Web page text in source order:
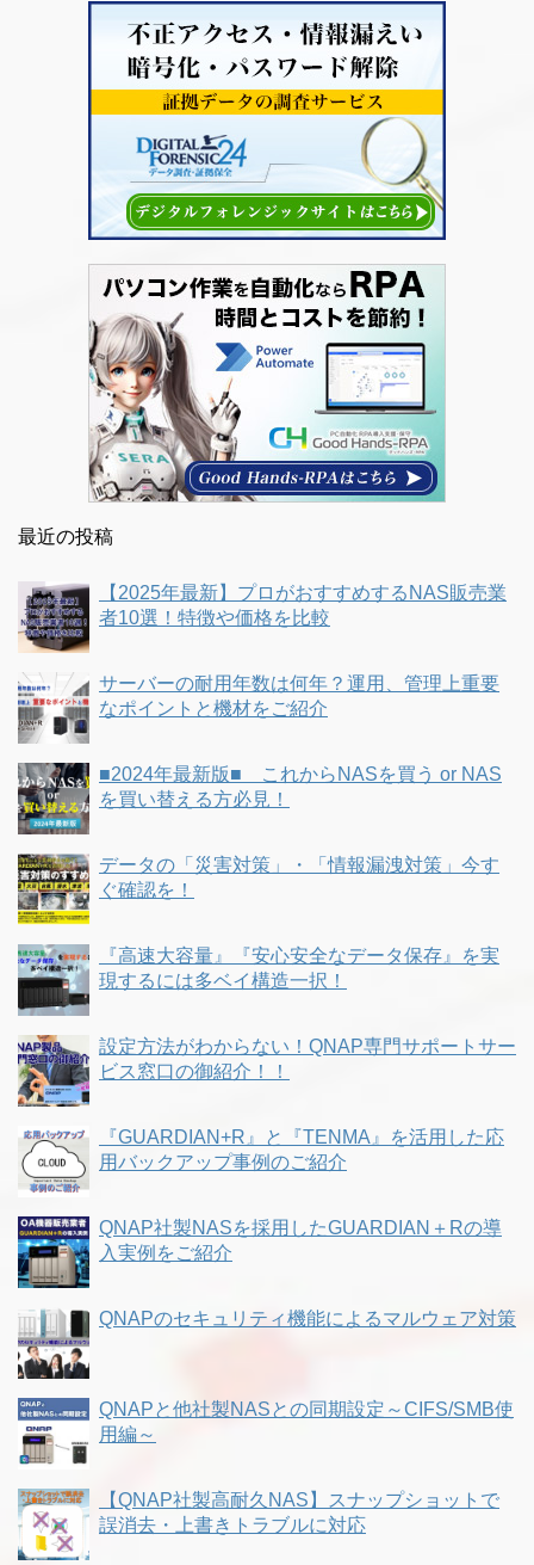
最近の投稿
【2025年最新】プロがおすすめするNAS販売業
者10選！特徴や価格を比較
サーバーの耐用年数は何年？運用、管理上重要
なポイントと機材をご紹介
■2024年最新版■ これからNASを買う or NAS
を買い替える方必見！
データの「災害対策」・「情報漏洩対策」今す
ぐ確認を！
『高速大容量』『安心安全なデータ保存』を実
現するには多ベイ構造一択！
設定方法がわからない！QNAP専門サポートサー
ビス窓口の御紹介！！
『GUARDIAN+R』と『TENMA』を活用した応
用バックアップ事例のご紹介
QNAP社製NASを採用したGUARDIAN＋Rの導
入実例をご紹介
QNAPのセキュリティ機能によるマルウェア対策
QNAPと他社製NASとの同期設定～CIFS/SMB使
用編～
【QNAP社製高耐久NAS】スナップショットで
誤消去・上書きトラブルに対応